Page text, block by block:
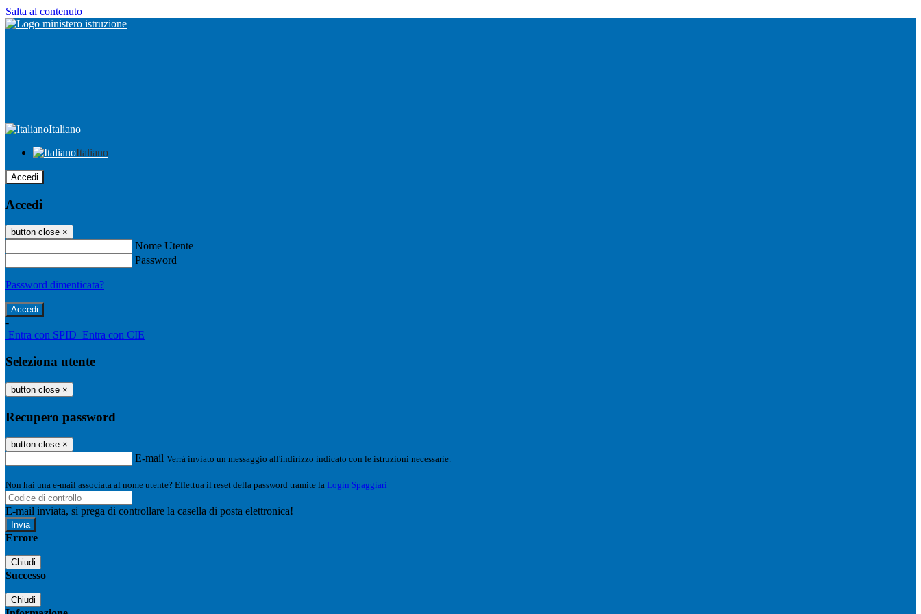
Salta al contenuto
Italiano
Italiano
Accedi
Accedi
button close ×
Nome Utente
Password
Password dimenticata?
-
Entra con SPID Entra con CIE
Seleziona utente
button close ×
Recupero password
button close ×
E-mail Verrà inviato un messaggio all'indirizzo indicato con le istruzioni necessarie.
Non hai una e-mail associata al nome utente? Effettua il reset della password tramite la Login Spaggiari
E-mail inviata, si prega di controllare la casella di posta elettronica!
Errore
Chiudi
Successo
Chiudi